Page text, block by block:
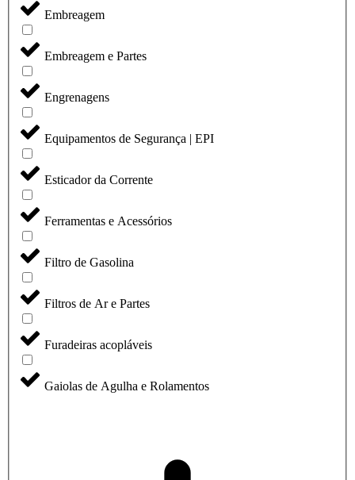
Embreagem
Embreagem e Partes
Engrenagens
Equipamentos de Segurança | EPI
Esticador da Corrente
Ferramentas e Acessórios
Filtro de Gasolina
Filtros de Ar e Partes
Furadeiras acopláveis
Gaiolas de Agulha e Rolamentos